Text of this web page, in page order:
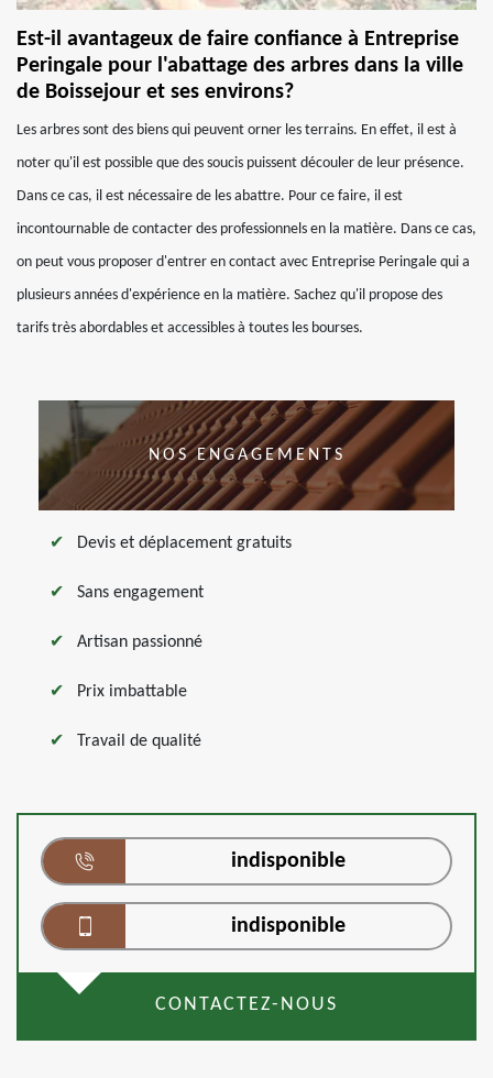
Est-il avantageux de faire confiance à Entreprise
Peringale pour l'abattage des arbres dans la ville
de Boissejour et ses environs?
Les arbres sont des biens qui peuvent orner les terrains. En effet, il est à
noter qu'il est possible que des soucis puissent découler de leur présence.
Dans ce cas, il est nécessaire de les abattre. Pour ce faire, il est
incontournable de contacter des professionnels en la matière. Dans ce cas,
on peut vous proposer d'entrer en contact avec Entreprise Peringale qui a
plusieurs années d'expérience en la matière. Sachez qu'il propose des
tarifs très abordables et accessibles à toutes les bourses.
NOS ENGAGEMENTS
Devis et déplacement gratuits
Sans engagement
Artisan passionné
Prix imbattable
Travail de qualité
indisponible
indisponible
CONTACTEZ-NOUS